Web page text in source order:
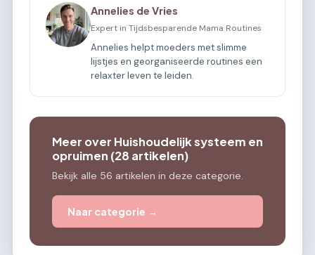
Annelies de Vries
Expert in Tijdsbesparende Mama Routines
Annelies helpt moeders met slimme
lijstjes en georganiseerde routines een
relaxter leven te leiden.
Meer over Huishoudelijk systeem en
opruimen (28 artikelen)
Bekijk alle 56 artikelen in deze categorie.
Naar categorie →